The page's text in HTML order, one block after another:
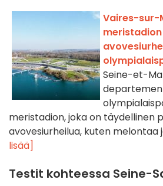
Vaires-sur-
Seine-et-
meristadion, joka on täydellinen
avovesiurheilua, kuten melontaa
lisää]
Testit kohteessa Seine-